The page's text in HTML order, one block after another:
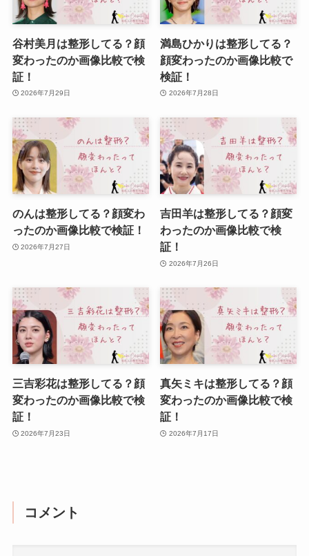
谷村美月は整形してる？顔
変わったのか画像比較で検
証！
2026年7月29日
満島ひかりは整形してる？
顔変わったのか画像比較で
検証！
2026年7月28日
のんは整形してる？顔変わ
ったのか画像比較で検証！
2026年7月27日
吉田羊は整形してる？顔変
わったのか画像比較で検
証！
2026年7月26日
三吉彩花は整形してる？顔
変わったのか画像比較で検
証！
2026年7月23日
真矢ミキは整形してる？顔
変わったのか画像比較で検
証！
2026年7月17日
コメント